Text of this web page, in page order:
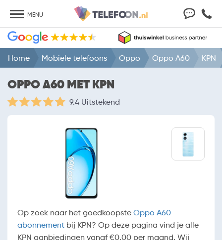
MENU
Home Mobiele telefoons Oppo Oppo A60 KPN
OPPO A60 MET KPN
9.4 Uitstekend
Op zoek naar het goedkoopste Oppo A60
abonnement bij KPN? Op deze pagina vind je alle
KPN aanbiedingen vanaf €0,00 per maand. Wij